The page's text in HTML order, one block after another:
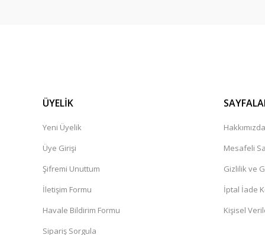
ÜYELİK
Yeni Üyelik
Üye Girişi
Şifremi Unuttum
İletişim Formu
Havale Bildirim Formu
Sipariş Sorgula
Hakkımızda
Mesafeli
Gizlilik ve
İptal İade
Kişisel